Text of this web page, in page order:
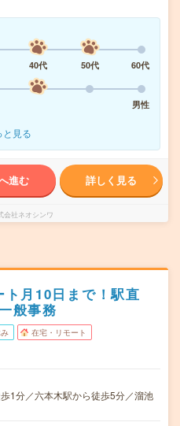
40代 50代
60代
男性
と見る
進む 詳しく見る
会社ネオシンワ
ト月10日まで！駅直
般事務
在宅・リモート
1分／六本木駅から徒歩5分／溜池